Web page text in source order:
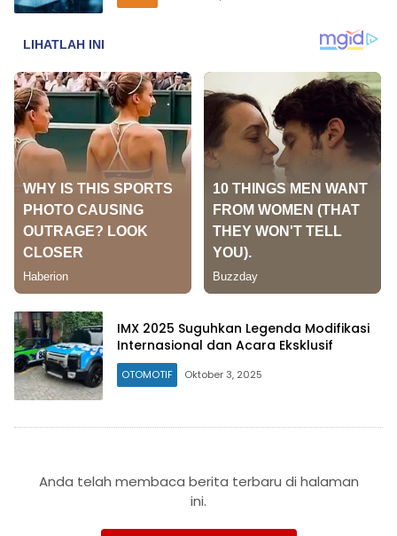
IMX 2025 Suguhkan Legenda Modifikasi
Internasional dan Acara Eksklusif
OTOMOTIF Oktober 3, 2025
Anda telah membaca berita terbaru di halaman
ini.